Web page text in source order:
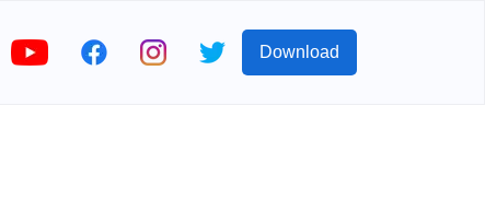
Download